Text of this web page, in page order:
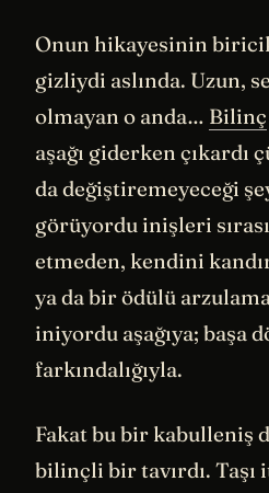
Onun hikayesinin
gizliydi aslında. Uzun,
olmayan o anda… Bilinç
aşağı giderken çıkardı
da değiştiremeyeceği
görüyordu inişleri
etmeden, kendini
ya da bir ödülü
iniyordu aşağıya; başa
farkındalığıyla.
Fakat bu bir kabulleniş
bilinçli bir tavırdı. Taşı